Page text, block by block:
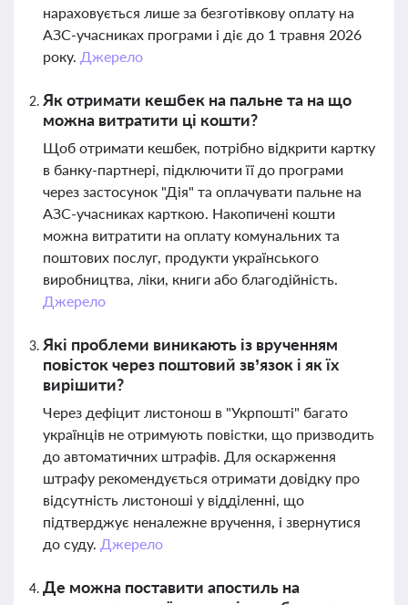
нараховується лише за безготівкову оплату на
АЗС-учасниках програми і діє до 1 травня 2026
року. Джерело
Як отримати кешбек на пальне та на що
можна витратити ці кошти?
Щоб отримати кешбек, потрібно відкрити картку
в банку-партнері, підключити її до програми
через застосунок "Дія" та оплачувати пальне на
АЗС-учасниках карткою. Накопичені кошти
можна витратити на оплату комунальних та
поштових послуг, продукти українського
виробництва, ліки, книги або благодійність.
Джерело
Які проблеми виникають із врученням
повісток через поштовий зв’язок і як їх
вирішити?
Через дефіцит листонош в "Укрпошті" багато
українців не отримують повістки, що призводить
до автоматичних штрафів. Для оскарження
штрафу рекомендується отримати довідку про
відсутність листоноші у відділенні, що
підтверджує неналежне вручення, і звернутися
до суду. Джерело
Де можна поставити апостиль на